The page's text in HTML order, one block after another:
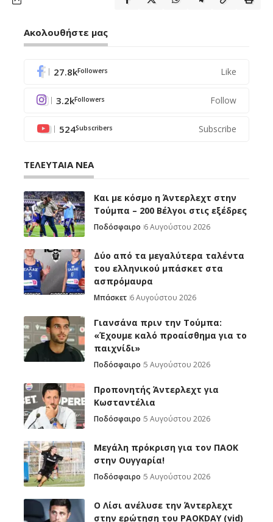
Ακολουθήστε μας
27.8kFollowers Like
3.2kFollowers Follow
524Subscribers Subscribe
ΤΕΛΕΥΤΑΙΑ ΝΕΑ
Και με κόσμο η Άντερλεχτ στην
Τούμπα – 200 Βέλγοι στις εξέδρες
Ποδόσφαιρο 6 Αυγούστου 2026
Δύο από τα μεγαλύτερα ταλέντα
του ελληνικού μπάσκετ στα
ασπρόμαυρα
Μπάσκετ 6 Αυγούστου 2026
Γιανσάνα πριν την Τούμπα:
«Έχουμε καλό προαίσθημα για το
παιχνίδι»
Ποδόσφαιρο 5 Αυγούστου 2026
Προπονητής Άντερλεχτ για
Κωσταντέλια
Ποδόσφαιρο 5 Αυγούστου 2026
Μεγάλη πρόκριση για τον ΠΑΟΚ
στην Ουγγαρία!
Ποδόσφαιρο 5 Αυγούστου 2026
Ο Λίσι ανέλυσε την Άντερλεχτ
στην ερώτηση του PAOKDAY (vid)